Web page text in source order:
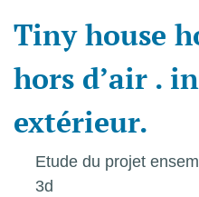
Tiny house
hors d’air .
extérieur.
Etude du projet
3d